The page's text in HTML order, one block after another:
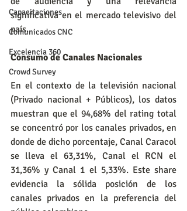
Capacitaciones
Comunicados CNC
Excelencia 360
Crowd Survey
significativa en el mercado televisivo del
país.
Consumo de Canales Nacionales
En el contexto de la televisión nacional
(Privado nacional + Públicos), los datos
muestran que el 94,68% del rating total
se concentró por los canales privados, en
donde de dicho porcentaje, Canal Caracol
se lleva el 63,31%, Canal el RCN el
31,36% y Canal 1 el 5,33%. Este share
evidencia la sólida posición de los
canales privados en la preferencia del